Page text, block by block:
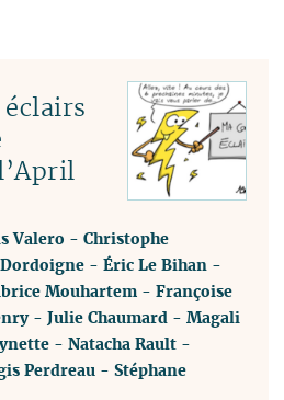
Valero -Christophe
-Éric Le Bihan -
Mouhartem -Françoise
-Julie Chaumard -Magali
-Natacha Rault -
Perdreau -Stéphane